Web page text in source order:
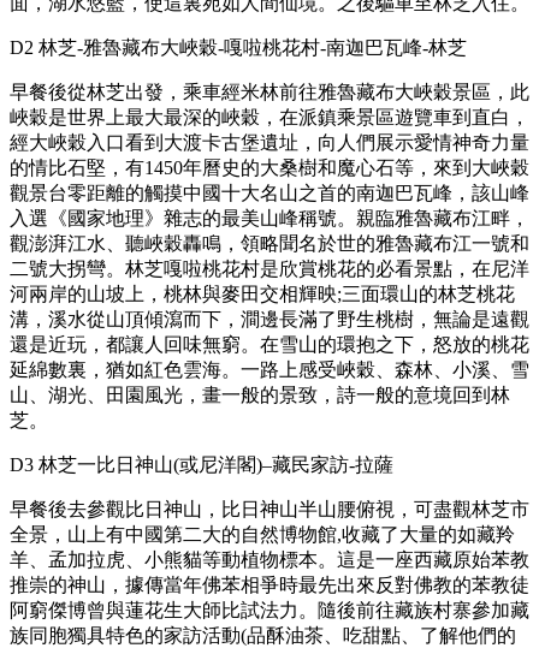
D2 林芝-雅魯藏布大峽穀-嘎啦桃花村-南迦巴瓦峰-林芝
早餐後從林芝出發，乘車經米林前往雅魯藏布大峽穀景區，此
峽穀是世界上最大最深的峽穀，在派鎮乘景區遊覽車到直白，
經大峽穀入口看到大渡卡古堡遺址，向人們展示愛情神奇力量
的情比石堅，有1450年曆史的大桑樹和魔心石等，來到大峽穀
觀景台零距離的觸摸中國十大名山之首的南迦巴瓦峰，該山峰
入選《國家地理》雜志的最美山峰稱號。親臨雅魯藏布江畔，
觀澎湃江水、聽峽穀轟鳴，領略聞名於世的雅魯藏布江一號和
二號大拐彎。林芝嘎啦桃花村是欣賞桃花的必看景點，在尼洋
河兩岸的山坡上，桃林與麥田交相輝映;三面環山的林芝桃花
溝，溪水從山頂傾瀉而下，澗邊長滿了野生桃樹，無論是遠觀
還是近玩，都讓人回味無窮。在雪山的環抱之下，怒放的桃花
延綿數裏，猶如紅色雲海。一路上感受峽穀、森林、小溪、雪
山、湖光、田園風光，畫一般的景致，詩一般的意境回到林
芝。
D3 林芝一比日神山(或尼洋閣)–藏民家訪-拉薩
早餐後去參觀比日神山，比日神山半山腰俯視，可盡觀林芝市
全景，山上有中國第二大的自然博物館,收藏了大量的如藏羚
羊、孟加拉虎、小熊貓等動植物標本。這是一座西藏原始苯教
推崇的神山，據傳當年佛苯相爭時最先出來反對佛教的苯教徒
阿窮傑博曾與蓮花生大師比試法力。隨後前往藏族村寨參加藏
族同胞獨具特色的家訪活動(品酥油茶、吃甜點、了解他們的